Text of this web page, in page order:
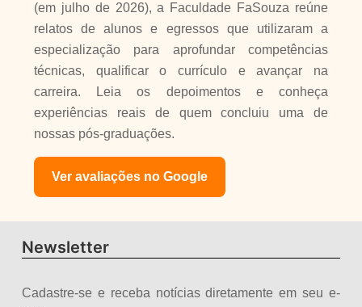
(em julho de 2026), a Faculdade FaSouza reúne
relatos de alunos e egressos que utilizaram a
especialização para aprofundar competências
técnicas, qualificar o currículo e avançar na
carreira. Leia os depoimentos e conheça
experiências reais de quem concluiu uma de
nossas pós-graduações.
Ver avaliações no Google
Newsletter
Cadastre-se e receba notícias diretamente em seu e-